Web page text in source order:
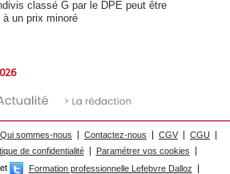
classé G par le DPE peut être
à un prix minoré
Qui sommes-nous Contactez-nous CGV
CGU
de confidentialité
Paramétrer vos cookies
et Formation professionnelle Lefebvre Dalloz